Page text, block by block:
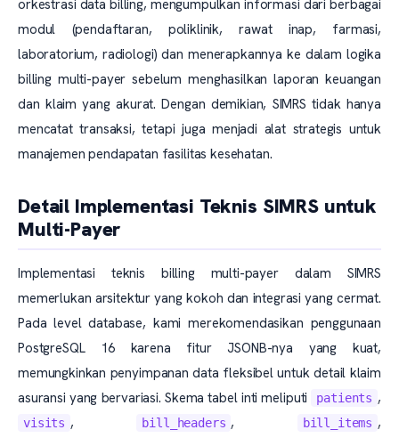
orkestrasi data billing, mengumpulkan informasi dari berbagai
modul (pendaftaran, poliklinik, rawat inap, farmasi,
laboratorium, radiologi) dan menerapkannya ke dalam logika
billing multi-payer sebelum menghasilkan laporan keuangan
dan klaim yang akurat. Dengan demikian, SIMRS tidak hanya
mencatat transaksi, tetapi juga menjadi alat strategis untuk
manajemen pendapatan fasilitas kesehatan.
Detail Implementasi Teknis SIMRS untuk
Multi-Payer
Implementasi teknis billing multi-payer dalam SIMRS
memerlukan arsitektur yang kokoh dan integrasi yang cermat.
Pada level database, kami merekomendasikan penggunaan
PostgreSQL 16 karena fitur JSONB-nya yang kuat,
memungkinkan penyimpanan data fleksibel untuk detail klaim
asuransi yang bervariasi. Skema tabel inti meliputi
patients ,
visits , bill_headers , bill_items ,